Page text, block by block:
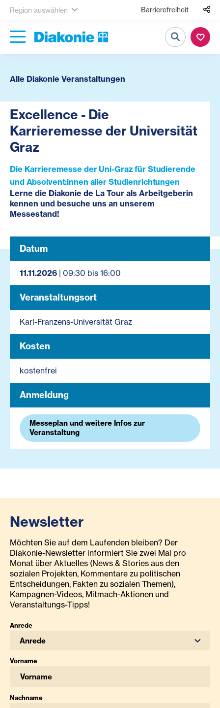
Region auswählen Barrierefreiheit
Suche
Alle Diakonie Veranstaltungen
Excellence - Die
Karrieremesse der Universität
Graz
Die Karrieremesse der Uni-Graz für Studierende
und Absolvent:innen aller Studienrichtungen
Lerne die Diakonie de La Tour als Arbeitgeberin
kennen und besuche uns an unserem
Messestand!
Datum
11.11.2026 | 09:30 bis 16:00
Veranstaltungsort
Karl-Franzens-Universität Graz
Kosten
kostenfrei
Anmeldung
Messeplan und weitere Infos zur
Veranstaltung
Newsletter
Möchten Sie auf dem Laufenden bleiben? Der
Diakonie-Newsletter informiert Sie zwei Mal pro
Monat über Aktuelles (News & Stories aus den
sozialen Projekten, Kommentare zu politischen
Entscheidungen, Fakten zu sozialen Themen),
Kampagnen-Videos, Mitmach-Aktionen und
Veranstaltungs-Tipps!
Anrede
Anrede
Vorname
Nachname